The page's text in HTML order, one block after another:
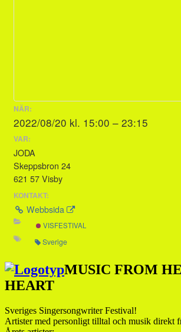
NÄR:
2022/08/20 kl. 15:00 – 23:15
VAR:
JODA
Skeppsbron 24
621 57 Visby
KONTAKT:
Webbsida
VISFESTIVAL
Sverige
MUSIC FROM
HEART
Sveriges Singersongwriter Festival!
Artister med personligt tilltal och musik direkt